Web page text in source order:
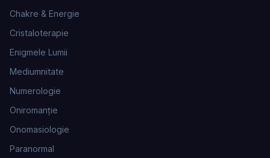
Chakre & Energie
Cristaloterapie
Enigmele Lumii
Mediumnitate
Numerologie
Oniromanţie
Onomasiologie
Paranormal